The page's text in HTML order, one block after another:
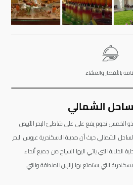
بالأفطار والعشاء
الشمالي
الخمس نجوم يقع على على شاطئ البحر الأبيض
الشمالي حيث أن مدينة الاسكندرية عروس البحر
الخلابة التي ياتي اليها السياح من جميع أنحاء
التي يستمتع بها زائرين المنطقة والتي